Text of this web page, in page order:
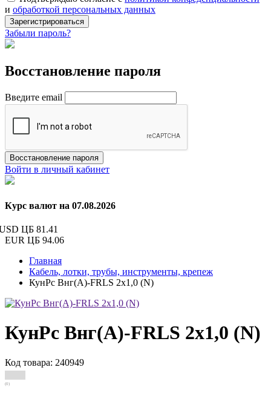
и обработкой персональных данных
Зарегистрироваться
Забыли пароль?
Восстановление пароля
Введите email
Восстановление пароля
Войти в личный кабинет
Курс валют на 07.08.2026
ЦБ 81.41
EUR ЦБ 94.06
Главная
Кабель, лотки, трубы, инструменты, крепеж
КунРс Внг(А)-FRLS 2х1,0 (N)
КунРс Внг(А)-FRLS 2х1,0 (N)
Код товара: 240949
(0)